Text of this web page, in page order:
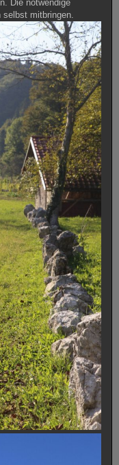
Die notwendige
selbst mitbringen.